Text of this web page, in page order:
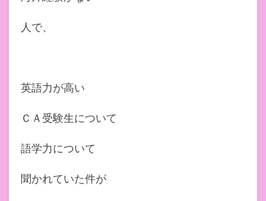
人で、
英語力が高い
ＣＡ受験生について
語学力について
聞かれていた件が